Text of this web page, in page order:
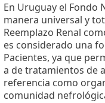
En Uruguay el Fondo
manera universal y
Reemplazo Renal
es considerado una
Pacientes, ya que
a de tratamientos de
referencia como
comunidad